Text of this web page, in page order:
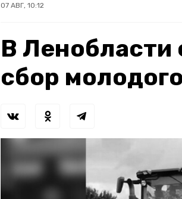
07 АВГ, 10:12
В Ленобласти
сбор